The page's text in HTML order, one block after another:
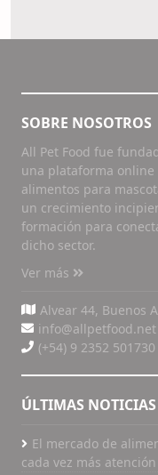
SOBRE NOSOTROS
All Pet Food fue
una plataforma
alimentos para
un crecimiento
formación para
dicho sector.
Ver más
Alvear 44, Buenos
info@allpetfood.net
(+54) 9 2352 501730
ÚLTIMAS NOTICIAS
El mercado de
cada vez más